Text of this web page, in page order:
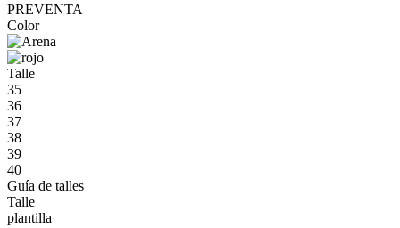
PREVENTA
Color
Talle
35
36
37
38
39
40
Guía de talles
Talle
plantilla